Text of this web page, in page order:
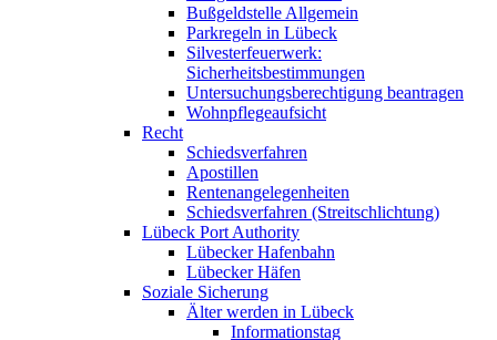
Bußgeldstelle Allgemein
Parkregeln in Lübeck
Silvesterfeuerwerk:
Sicherheitsbestimmungen
Untersuchungsberechtigung beantragen
Wohnpflegeaufsicht
Recht
Schiedsverfahren
Apostillen
Rentenangelegenheiten
Schiedsverfahren (Streitschlichtung)
Lübeck Port Authority
Lübecker Hafenbahn
Lübecker Häfen
Soziale Sicherung
Älter werden in Lübeck
Informationstag